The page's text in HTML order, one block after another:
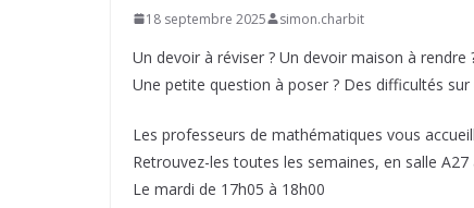
18 septembre 2025 simon.charbit
Un devoir à réviser ? Un devoir maison à rendre
Une petite question à poser ? Des difficultés sur
Les professeurs de mathématiques vous
Retrouvez-les toutes les semaines, en salle
Le mardi de 17h05 à 18h00